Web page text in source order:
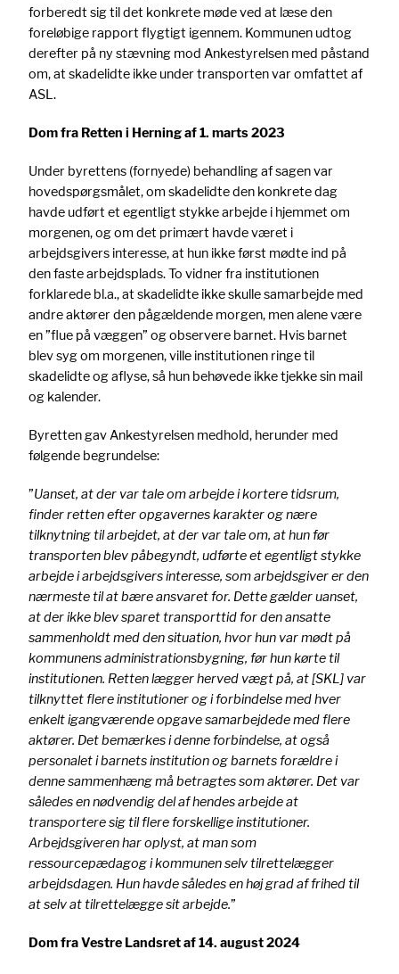
forberedt sig til det konkrete møde ved at læse den
foreløbige rapport flygtigt igennem. Kommunen udtog
derefter på ny stævning mod Ankestyrelsen med påstand
om, at skadelidte ikke under transporten var omfattet af
ASL.
Dom fra Retten i Herning af 1. marts 2023
Under byrettens (fornyede) behandling af sagen var
hovedspørgsmålet, om skadelidte den konkrete dag
havde udført et egentligt stykke arbejde i hjemmet om
morgenen, og om det primært havde været i
arbejdsgivers interesse, at hun ikke først mødte ind på
den faste arbejdsplads. To vidner fra institutionen
forklarede bl.a., at skadelidte ikke skulle samarbejde med
andre aktører den pågældende morgen, men alene være
en ”flue på væggen” og observere barnet. Hvis barnet
blev syg om morgenen, ville institutionen ringe til
skadelidte og aflyse, så hun behøvede ikke tjekke sin mail
og kalender.
Byretten gav Ankestyrelsen medhold, herunder med
følgende begrundelse:
”Uanset, at der var tale om arbejde i kortere tidsrum,
finder retten efter opgavernes karakter og nære
tilknytning til arbejdet, at der var tale om, at hun før
transporten blev påbegyndt, udførte et egentligt stykke
arbejde i arbejdsgivers interesse, som arbejdsgiver er den
nærmeste til at bære ansvaret for. Dette gælder uanset,
at der ikke blev sparet transporttid for den ansatte
sammenholdt med den situation, hvor hun var mødt på
kommunens administrationsbygning, før hun kørte til
institutionen. Retten lægger herved vægt på, at [SKL] var
tilknyttet flere institutioner og i forbindelse med hver
enkelt igangværende opgave samarbejdede med flere
aktører. Det bemærkes i denne forbindelse, at også
personalet i barnets institution og barnets forældre i
denne sammenhæng må betragtes som aktører. Det var
således en nødvendig del af hendes arbejde at
transportere sig til flere forskellige institutioner.
Arbejdsgiveren har oplyst, at man som
ressourcepædagog i kommunen selv tilrettelægger
arbejdsdagen. Hun havde således en høj grad af frihed til
at selv at tilrettelægge sit arbejde.”
Dom fra Vestre Landsret af 14. august 2024